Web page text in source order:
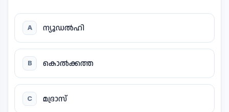
A ന്യൂഡൽഹി
B കൊൽക്കത്ത
C മദ്രാസ്